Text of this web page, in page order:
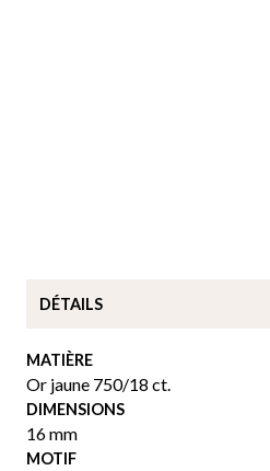
MATIÈRE
Or jaune 750/18 ct.
DIMENSIONS
16 mm
MOTIF
DÉTAILS